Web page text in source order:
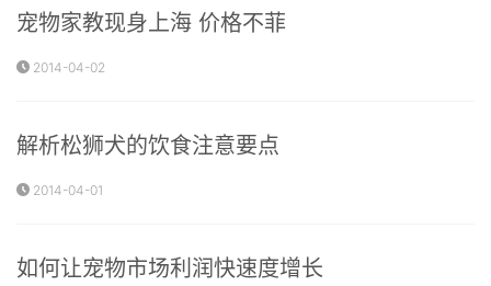
宠物家教现身上海 价格不菲
2014-04-02
解析松狮犬的饮食注意要点
2014-04-01
如何让宠物市场利润快速度增长